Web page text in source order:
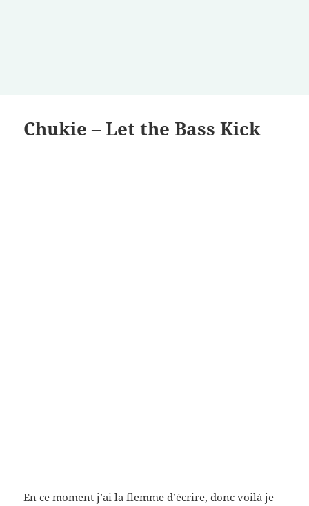
Chukie – Let the Bass Kick
En ce moment j’ai la flemme d’écrire, donc voilà je